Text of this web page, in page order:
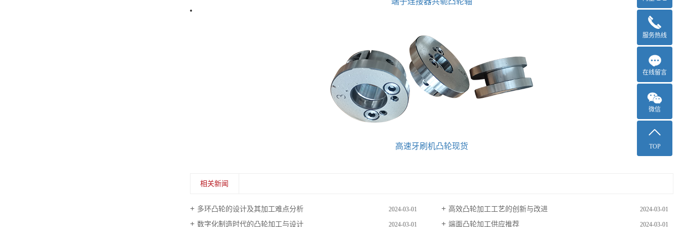
高速牙刷机凸轮现货
相关新闻
多环凸轮的设计及其加工难点分析 2024-03-01 高效凸轮加工工艺的创新与改进 2024-03-01
数字化制造时代的凸轮加工与设计 2024-03-01 端面凸轮加工供应推荐 2024-03-01
服务热线
在线留言
微信
TOP